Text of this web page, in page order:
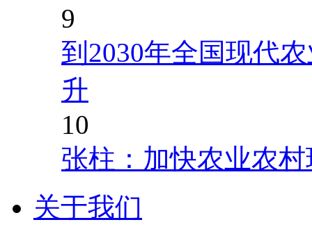
9
到2030年全国现代
升
10
张柱：加快农业农
关于我们